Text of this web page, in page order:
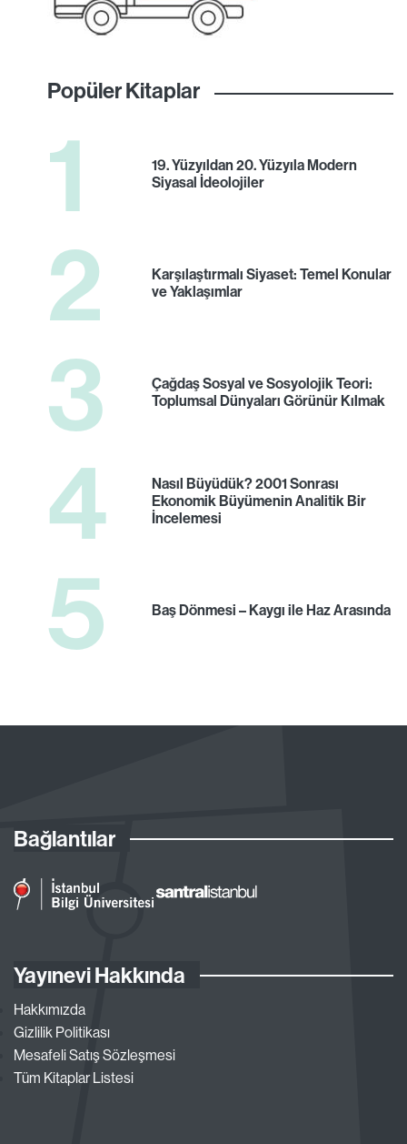
Popüler Kitaplar
1
19. Yüzyıldan 20. Yüzyıla Modern
Siyasal İdeolojiler
2
Karşılaştırmalı Siyaset: Temel Konular
ve Yaklaşımlar
3
Çağdaş Sosyal ve Sosyolojik Teori:
Toplumsal Dünyaları Görünür Kılmak
4
Nasıl Büyüdük? 2001 Sonrası
Ekonomik Büyümenin Analitik Bir
İncelemesi
5 Baş Dönmesi – Kaygı ile Haz Arasında
Bağlantılar
Yayınevi Hakkında
Hakkımızda
Gizlilik Politikası
Mesafeli Satış Sözleşmesi
Tüm Kitaplar Listesi